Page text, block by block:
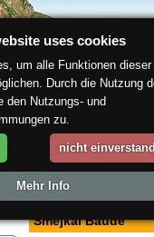
Entspannung Ihr
ergis.cz>
Pension,
Smejkal Baude
uses cookies
um alle Funktionen dieser
Durch die Nutzung
den Nutzungs- und
zu.
nicht
Mehr Info